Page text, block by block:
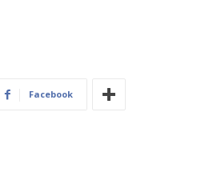
Facebook